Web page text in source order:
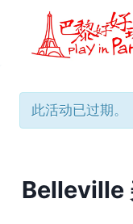
此活动已过期。
Belleville